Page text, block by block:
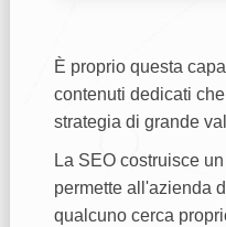
È proprio questa
contenuti dedicati
strategia di grande
La SEO costruisce
permette all'azienda
qualcuno cerca